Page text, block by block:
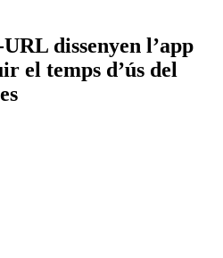
dissenyen l’app
el temps d’ús del